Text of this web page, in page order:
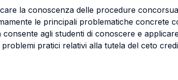
la conoscenza delle procedure
le principali problematiche concrete
agli studenti di conoscere e
pratici relativi alla tutela del ceto